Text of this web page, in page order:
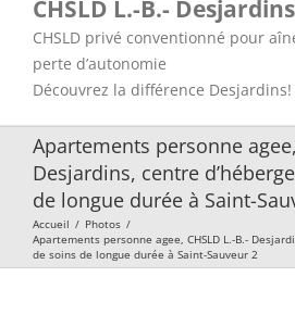
CHSLD L.-B.- Desjardins
CHSLD privé conventionné pour
perte d’autonomie
Découvrez la différence Desjardins!
Apartements personne
Desjardins, centre
de longue durée à Saint-
Accueil / Photos /
Apartements personne agee, CHSLD L.-B.-
de soins de longue durée à Saint-Sauveur 2